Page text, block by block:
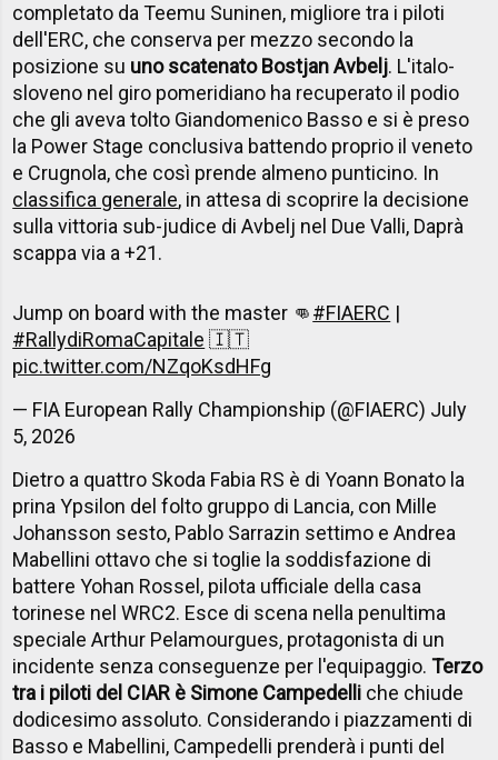
completato da Teemu Suninen, migliore tra i piloti
dell'ERC, che conserva per mezzo secondo la
posizione su uno scatenato Bostjan Avbelj. L'italo-
sloveno nel giro pomeridiano ha recuperato il podio
che gli aveva tolto Giandomenico Basso e si è preso
la Power Stage conclusiva battendo proprio il veneto
e Crugnola, che così prende almeno punticino. In
classifica generale, in attesa di scoprire la decisione
sulla vittoria sub-judice di Avbelj nel Due Valli, Daprà
scappa via a +21.
Jump on board with the master 👊#FIAERC |
#RallydiRomaCapitale 🇮🇹
pic.twitter.com/NZqoKsdHFg
— FIA European Rally Championship (@FIAERC) July
5, 2026
Dietro a quattro Skoda Fabia RS è di Yoann Bonato la
prina Ypsilon del folto gruppo di Lancia, con Mille
Johansson sesto, Pablo Sarrazin settimo e Andrea
Mabellini ottavo che si toglie la soddisfazione di
battere Yohan Rossel, pilota ufficiale della casa
torinese nel WRC2. Esce di scena nella penultima
speciale Arthur Pelamourgues, protagonista di un
incidente senza conseguenze per l'equipaggio.Terzo
tra i piloti del CIAR è Simone Campedelli che chiude
dodicesimo assoluto. Considerando i piazzamenti di
Basso e Mabellini, Campedelli prenderà i punti del